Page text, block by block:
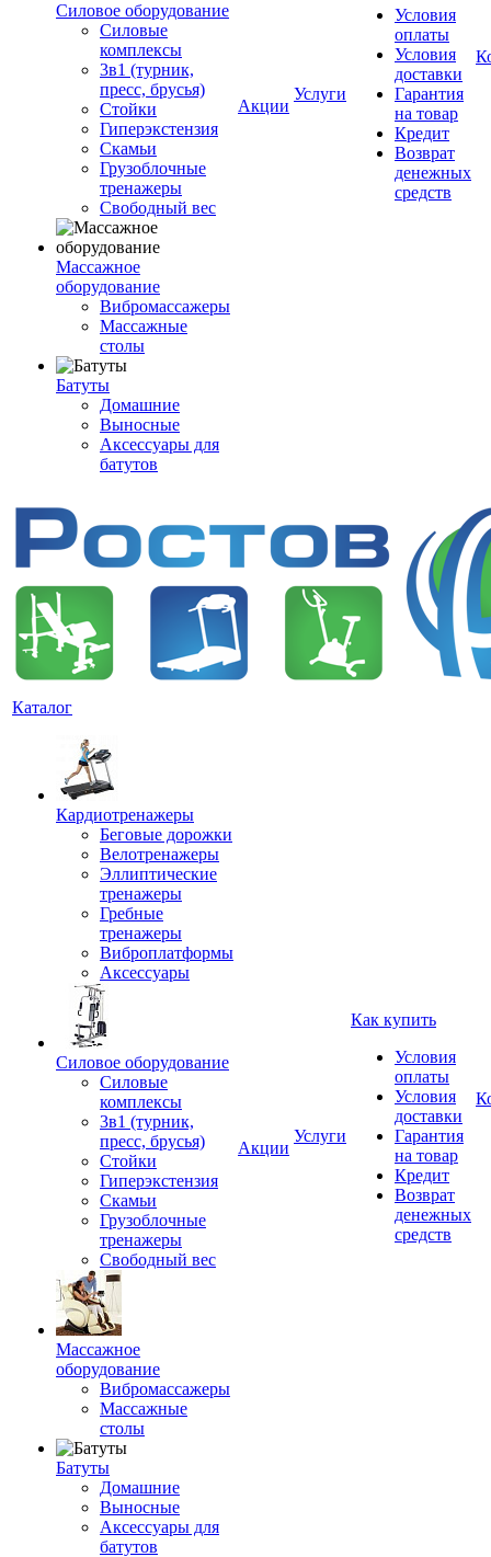
Силовое оборудование
Силовые
комплексы
3в1 (турник,
пресс, брусья)
Стойки
Гиперэкстензия
Скамьи
Грузоблочные
тренажеры
Свободный вес
Массажное
оборудование
Вибромассажеры
Массажные
столы
Батуты
Домашние
Выносные
Аксессуары для
батутов
Акции
Услуги
Условия
оплаты
Условия
доставки
Гарантия
на товар
Кредит
Возврат
денежных
средств
Каталог
Кардиотренажеры
Беговые дорожки
Велотренажеры
Эллиптические
тренажеры
Гребные
тренажеры
Виброплатформы
Аксессуары
Силовое оборудование
Силовые
комплексы
3в1 (турник,
пресс, брусья)
Стойки
Гиперэкстензия
Скамьи
Грузоблочные
тренажеры
Свободный вес
Массажное
оборудование
Вибромассажеры
Массажные
столы
Батуты
Домашние
Выносные
Аксессуары для
батутов
Акции
Услуги
Как купить
Условия
оплаты
Условия
доставки
Гарантия
на товар
Кредит
Возврат
денежных
средств